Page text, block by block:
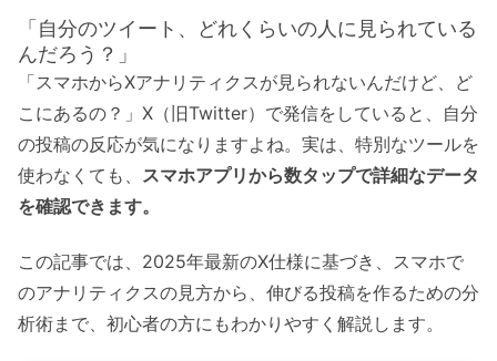
「自分のツイート、どれくらいの人に見られている
んだろう？」
「スマホからXアナリティクスが見られないんだけど、ど
こにあるの？」X（旧Twitter）で発信をしていると、自分
の投稿の反応が気になりますよね。実は、特別なツールを
使わなくても、 スマホアプリから数タップで詳細なデータ
を確認できます。
この記事では、2025年最新のX仕様に基づき、スマホで
のアナリティクスの見方から、伸びる投稿を作るための分
析術まで、初心者の方にもわかりやすく解説します。